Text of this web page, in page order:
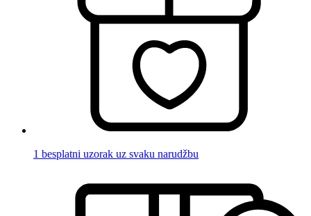
1 besplatni uzorak uz svaku narudžbu